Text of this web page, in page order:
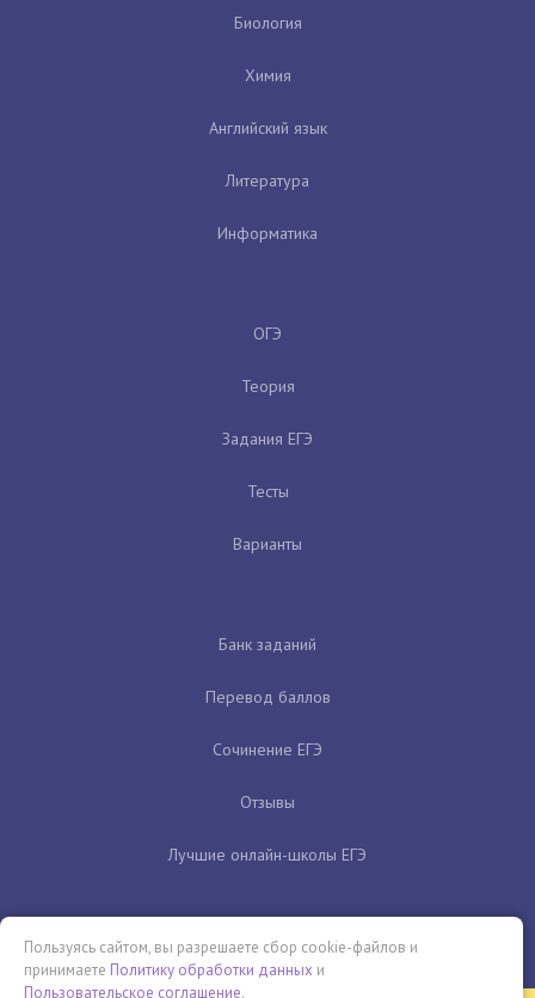
Биология
Химия
Английский язык
Литература
Информатика
ОГЭ
Теория
Задания ЕГЭ
Тесты
Варианты
Банк заданий
Перевод баллов
Сочинение ЕГЭ
Отзывы
Лучшие онлайн-школы ЕГЭ
Пользуясь сайтом, вы разрешаете сбор cookie-файлов и
принимаете Политику обработки данных и
Пользовательское соглашение.